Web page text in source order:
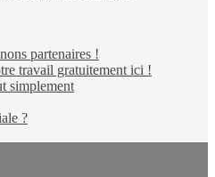
partenaires !
travail gratuitement ici !
simplement
?